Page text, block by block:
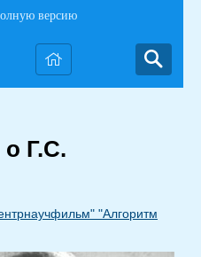
версию
Г.С.
"Алгоритм